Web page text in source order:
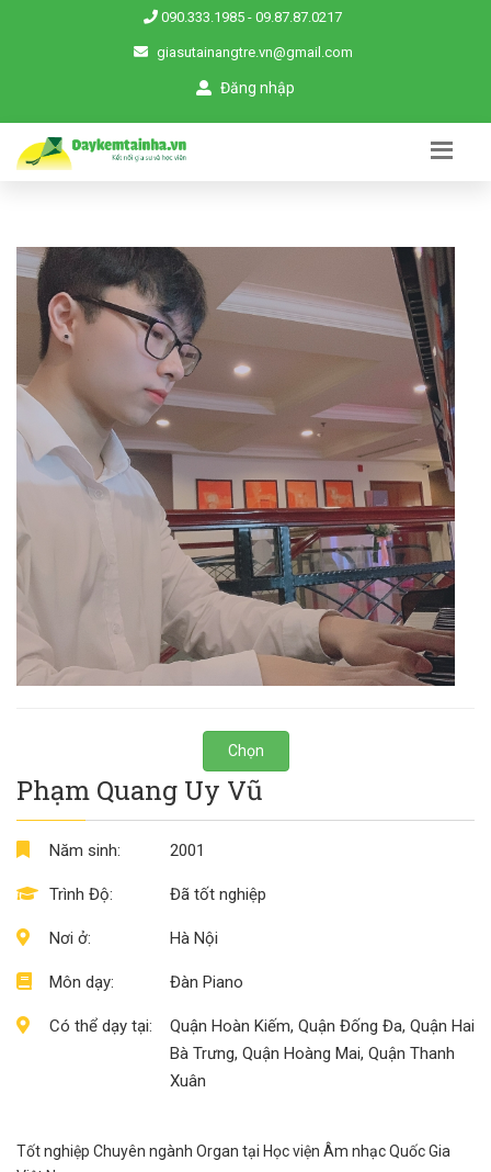
090.333.1985 - 09.87.87.0217
giasutainangtre.vn@gmail.com
Đăng nhập
Chọn
Phạm Quang Uy Vũ
Năm sinh:
Trình Độ:
Nơi ở:
Môn dạy:
Có thể dạy tại:
2001
Đã tốt nghiệp
Hà Nội
Đàn Piano
Quận Hoàn Kiếm, Quận Đống Đa, Quận Hai
Bà Trưng, Quận Hoàng Mai, Quận Thanh
Xuân
Tốt nghiệp Chuyên ngành Organ tại Học viện Âm nhạc Quốc Gia